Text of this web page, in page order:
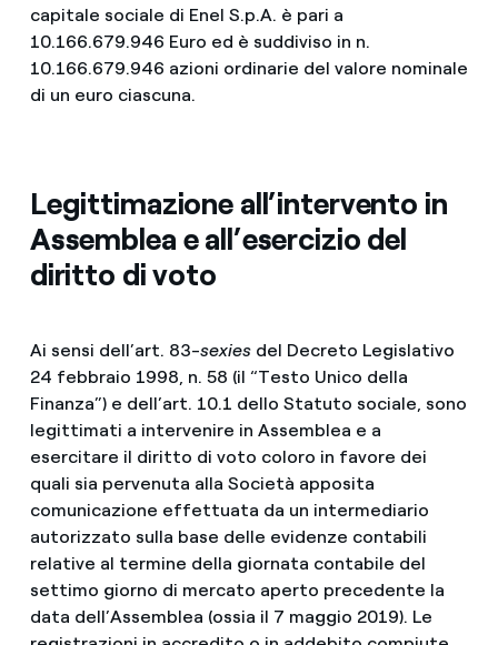
capitale sociale di Enel S.p.A. è pari a
10.166.679.946 Euro ed è suddiviso in n.
10.166.679.946 azioni ordinarie del valore nominale
di un euro ciascuna.
Legittimazione all’intervento in
Assemblea e all’esercizio del
diritto di voto
Ai sensi dell’art. 83-sexiesdel Decreto Legislativo
24 febbraio 1998, n. 58 (il “Testo Unico della
Finanza”) e dell’art. 10.1 dello Statuto sociale, sono
legittimati a intervenire in Assemblea e a
esercitare il diritto di voto coloro in favore dei
quali sia pervenuta alla Società apposita
comunicazione effettuata da un intermediario
autorizzato sulla base delle evidenze contabili
relative al termine della giornata contabile del
settimo giorno di mercato aperto precedente la
data dell’Assemblea (ossia il 7 maggio 2019). Le